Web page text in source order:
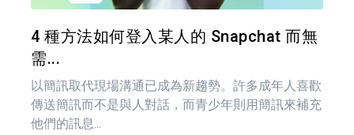
4 種方法如何登入某人的 Snapchat 而無
需...
以簡訊取代現場溝通已成為新趨勢。許多成年人喜歡
傳送簡訊而不是與人對話，而青少年則用簡訊來補充
他們的訊息...